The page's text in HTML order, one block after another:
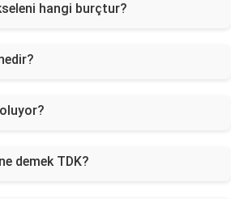
hangi burçtur?
demek TDK?